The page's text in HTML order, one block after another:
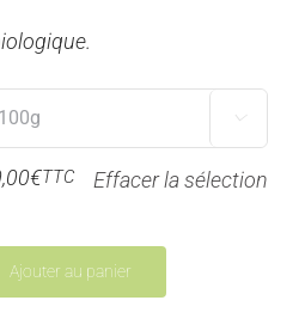

€TTC Effacer la sélection
Ajouter au panier